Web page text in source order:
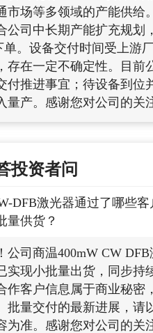
市场等多领域的产能供给
公司中长期产能扩充规划
。设备交付时间受上游
存在一定不确定性。目前
付推进事宜；待设备到位
量产。感谢您对公司的关
投资者问
DFB激光器通过了哪些
量供货？
公司商温400mW CW
实现小批量出货，同步持
作客户信息属于商业秘密
批量交付的最新进展，请
为准。感谢您对公司的关